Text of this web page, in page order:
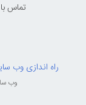
تماس
راه اندازی وب
وب